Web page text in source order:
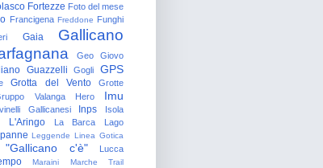
Fortezze Foto del mese
Francigena Freddone Funghi
Gaia
Gallicano
Geo
Giovo
Guazzelli Gogli GPS
Grotta del Vento
Grotte
Valanga Hero Imu
Gallicanesi Inps
Isola
L'Aringo La Barca
Lago
Leggende Linea Gotica
c'è" Lucca
Maraini Marche Trail